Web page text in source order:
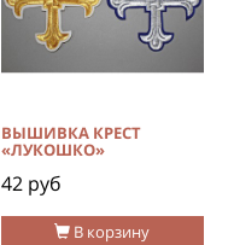
В корзину
ВЫШИВКА КРЕСТ
«ЛУКОШКО»
42 руб